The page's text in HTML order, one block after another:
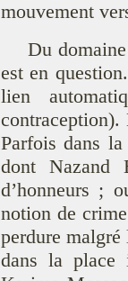
mouvement
Du
est en
lien
Parfois dans
dont Nazand
d’honneurs ;
notion de
perdure
dans la place